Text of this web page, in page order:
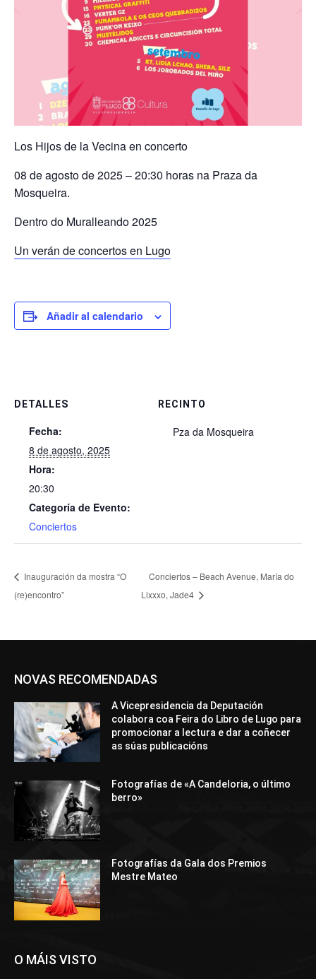
Los Hijos de la Vecina en concerto
08 de agosto de 2025 – 20:30 horas na Praza da
Mosqueira.
Dentro do Muralleando 2025
Un verán de concertos en Lugo
Añadir al calendario
DETALLES
Fecha:
8 de agosto, 2025
Hora:
20:30
Categoría de Evento:
Conciertos
RECINTO
Pza da Mosqueira
Inauguración da mostra “O
(re)encontro”
Conciertos – Beach Avenue, María do
Lixxxo, Jade4
NOVAS RECOMENDADAS
A Vicepresidencia da Deputación
colabora coa Feira do Libro de Lugo para
promocionar a lectura e dar a coñecer
as súas publicacións
Fotografías de «A Candeloria, o último
berro»
Fotografías da Gala dos Premios
Mestre Mateo
O MÁIS VISTO